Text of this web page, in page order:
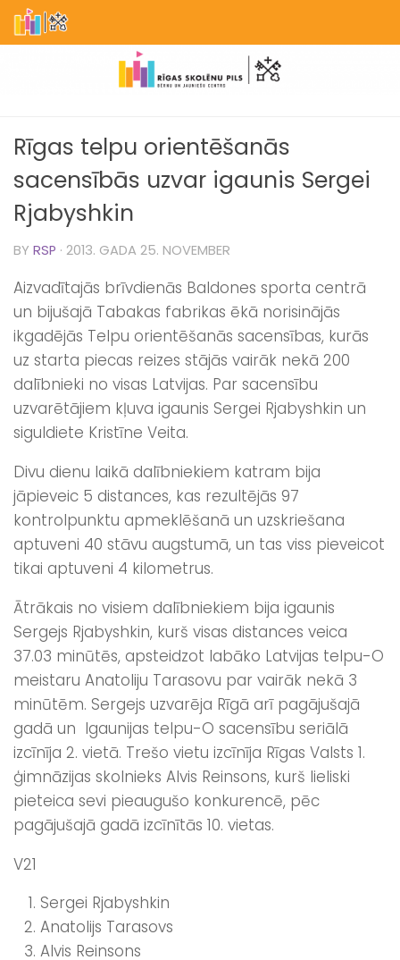
Skip to content
Rīgas telpu orientēšanās
sacensībās uzvar igaunis Sergei
Rjabyshkin
BY RSP · 2013. GADA 25. NOVEMBER
Aizvadītajās brīvdienās Baldones sporta centrā
un bijušajā Tabakas fabrikas ēkā norisinājās
ikgadējās Telpu orientēšanās sacensības, kurās
uz starta piecas reizes stājās vairāk nekā 200
dalībnieki no visas Latvijas. Par sacensību
uzvarētājiem kļuva igaunis Sergei Rjabyshkin un
siguldiete Kristīne Veita.
Divu dienu laikā dalībniekiem katram bija
jāpieveic 5 distances, kas rezultējās 97
kontrolpunktu apmeklēšanā un uzskriešana
aptuveni 40 stāvu augstumā, un tas viss pieveicot
tikai aptuveni 4 kilometrus.
Ātrākais no visiem dalībniekiem bija igaunis
Sergejs Rjabyshkin, kurš visas distances veica
37.03 minūtēs, apsteidzot labāko Latvijas telpu-O
meistaru Anatoliju Tarasovu par vairāk nekā 3
minūtēm. Sergejs uzvarēja Rīgā arī pagājušajā
gadā un Igaunijas telpu-O sacensību seriālā
izcīnīja 2. vietā. Trešo vietu izcīnīja Rīgas Valsts 1.
ģimnāzijas skolnieks Alvis Reinsons, kurš lieliski
pieteica sevi pieaugušo konkurencē, pēc
pagājušajā gadā izcīnītās 10. vietas.
V21
Sergei Rjabyshkin
Anatolijs Tarasovs
Alvis Reinsons